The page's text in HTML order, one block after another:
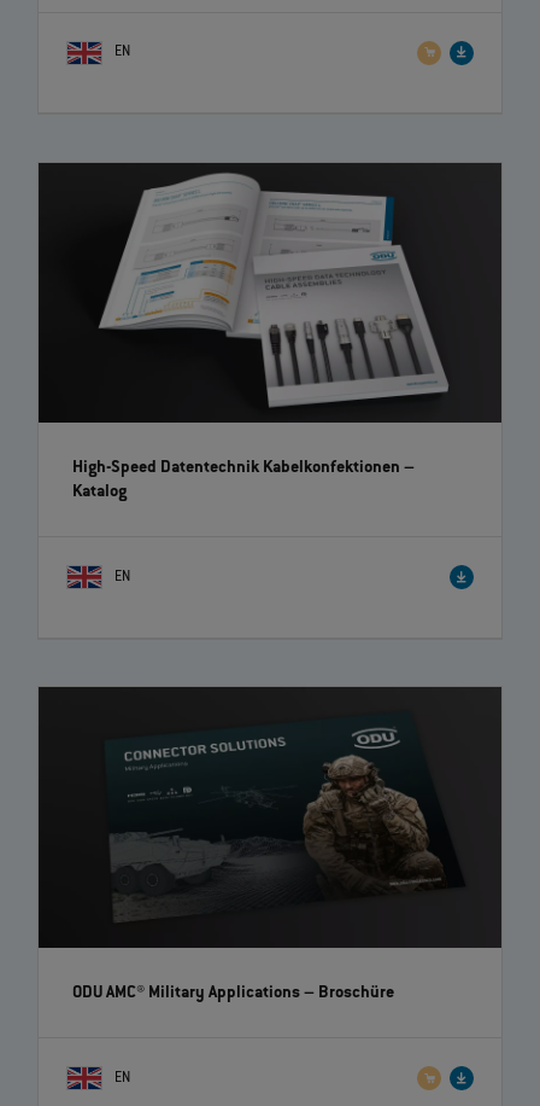
EN
High-Speed Datentechnik Kabelkonfektionen –
Katalog
EN
ODU AMC® Military Applications– Broschüre
EN